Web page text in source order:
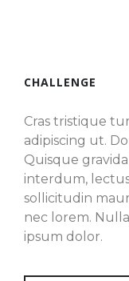
CHALLENGE
Cras tristique
adipiscing ut.
Quisque
interdum,
sollicitudin
nec lorem.
ipsum dolor.